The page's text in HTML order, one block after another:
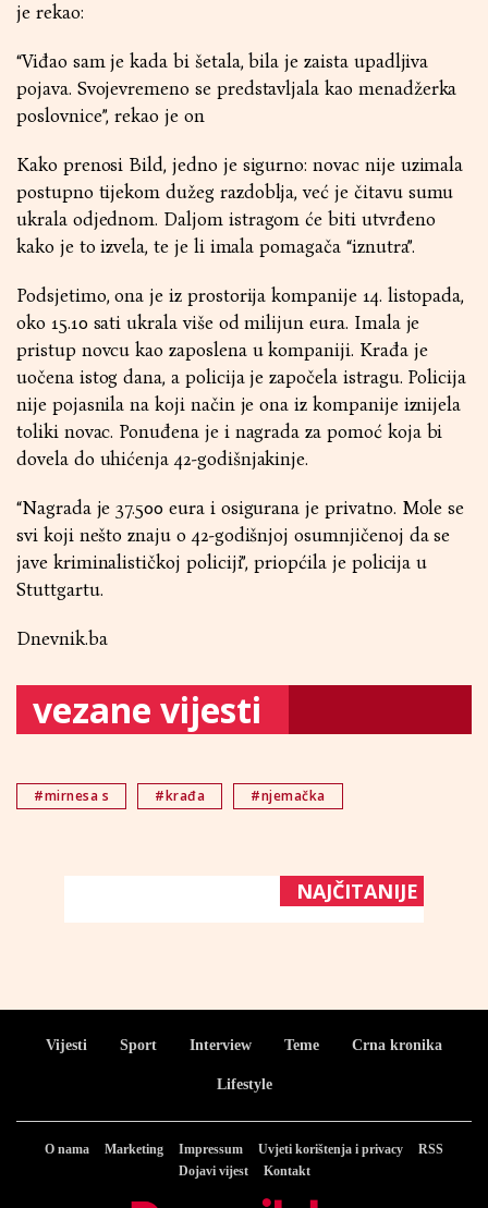
je rekao:
“Viđao sam je kada bi šetala, bila je zaista upadljiva
pojava. Svojevremeno se predstavljala kao menadžerka
poslovnice”, rekao je on
Kako prenosi Bild, jedno je sigurno: novac nije uzimala
postupno tijekom dužeg razdoblja, već je čitavu sumu
ukrala odjednom. Daljom istragom će biti utvrđeno
kako je to izvela, te je li imala pomagača “iznutra”.
Podsjetimo, ona je iz prostorija kompanije 14. listopada,
oko 15.10 sati ukrala više od milijun eura. Imala je
pristup novcu kao zaposlena u kompaniji. Krađa je
uočena istog dana, a policija je započela istragu. Policija
nije pojasnila na koji način je ona iz kompanije iznijela
toliki novac. Ponuđena je i nagrada za pomoć koja bi
dovela do uhićenja 42-godišnjakinje.
“Nagrada je 37.500 eura i osigurana je privatno. Mole se
svi koji nešto znaju o 42-godišnjoj osumnjičenoj da se
jave kriminalističkoj policiji”, priopćila je policija u
Stuttgartu.
Dnevnik.ba
vezane vijesti
#mirnesa s #krađa #njemačka
NAJČITANIJE
Vijesti Sport Interview Teme Crna kronika
Lifestyle
O nama Marketing Impressum Uvjeti korištenja i privacy
RSS
Dojavi vijest
Kontakt